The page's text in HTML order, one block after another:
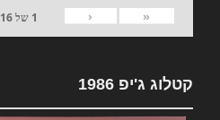
«
‹
1 של16
קטלוג ג'יפ 1986